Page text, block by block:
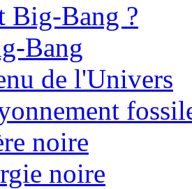
Big-Bang ?
Bang
de l'Univers
noire
noire